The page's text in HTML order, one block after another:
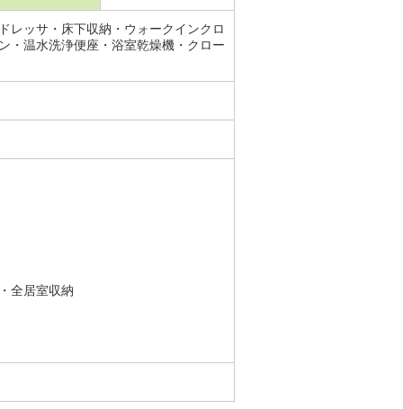
レッサ・床下収納・ウォークインクロ
・温水洗浄便座・浴室乾燥機・クロー
全居室収納